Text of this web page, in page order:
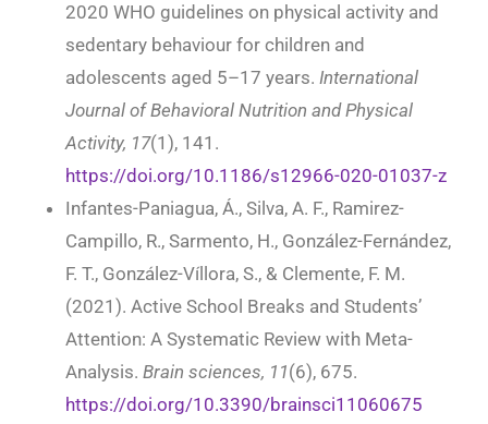
2020 WHO guidelines on physical activity and
sedentary behaviour for children and
adolescents aged 5–17 years. International
Journal of Behavioral Nutrition and Physical
Activity, 17(1), 141.
https://doi.org/10.1186/s12966-020-01037-z
Infantes-Paniagua, Á., Silva, A. F., Ramirez-
Campillo, R., Sarmento, H., González-Fernández,
F. T., González-Víllora, S., & Clemente, F. M.
(2021). Active School Breaks and Students’
Attention: A Systematic Review with Meta-
Analysis. Brain sciences, 11(6), 675.
https://doi.org/10.3390/brainsci11060675